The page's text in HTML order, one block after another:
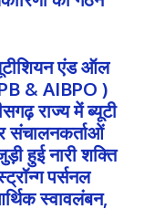
एंड ऑल
& AIBPO )
राज्य में ब्यूटी
संचालनकर्ताओं
हुई नारी शक्ति
पर्सनल
स्वावलंबन,